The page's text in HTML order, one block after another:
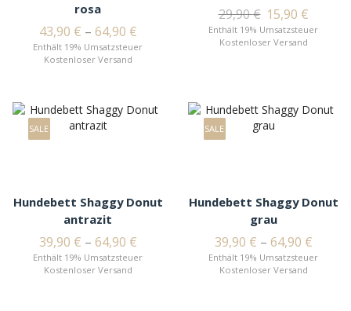
rosa
43,90 € – 64,90 €
Enthält 19% Umsatzsteuer
Kostenloser Versand
29,90€ 15,90 €
Enthält 19% Umsatzsteuer
Kostenloser Versand
SALE
Hundebett Shaggy Donut
antrazit
39,90 € – 64,90 €
Enthält 19% Umsatzsteuer
Kostenloser Versand
SALE
Hundebett Shaggy Donut
grau
39,90 € – 64,90 €
Enthält 19% Umsatzsteuer
Kostenloser Versand